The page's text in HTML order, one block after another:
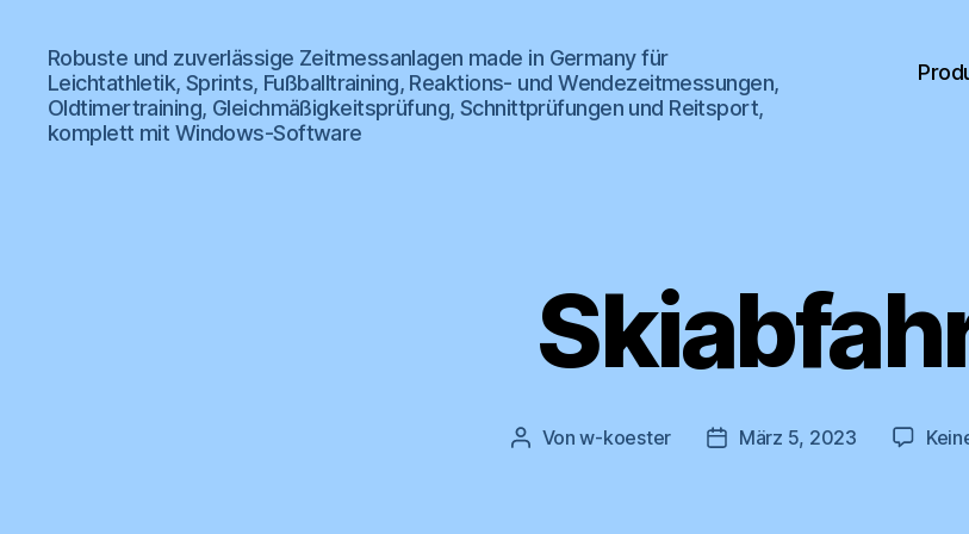
wk
Zeitmessanlagen
Robuste und zuverlässige Zeitmessanlagen made in Germany für
Leichtathletik, Sprints, Fußballtraining, Reaktions- und Wendezeitmessungen,
Oldtimertraining, Gleichmäßigkeitsprüfung, Schnittprüfungen und Reitsport,
komplett mit Windows-Software
Beitragsautor
Vonw-koester Veröffentlichungsdatum
März 5, 2023